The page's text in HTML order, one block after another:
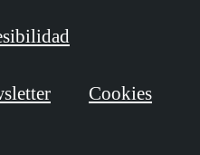
Cookies